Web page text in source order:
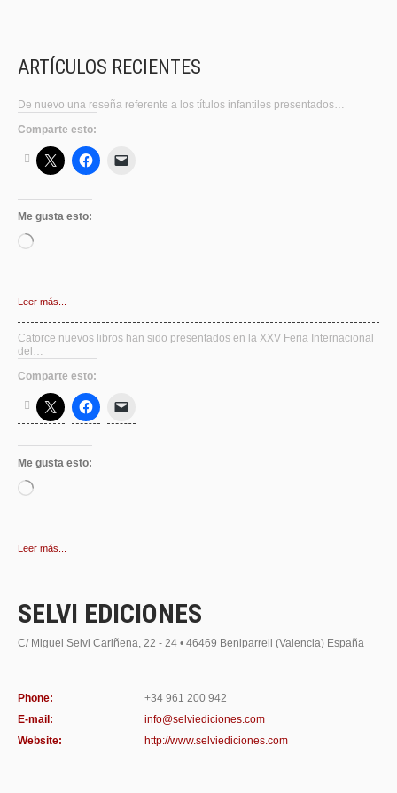
ARTÍCULOS RECIENTES
De nuevo una reseña referente a los títulos infantiles presentados…
Comparte esto:
Me gusta esto:
Cargando...
Leer más...
Catorce nuevos libros han sido presentados en la XXV Feria Internacional
del…
Comparte esto:
Me gusta esto:
Cargando...
Leer más...
SELVI EDICIONES
C/ Miguel Selvi Cariñena, 22 - 24 • 46469 Beniparrell (Valencia) España
Phone:
+34 961 200 942
E-mail:
info@selviediciones.com
Website:
http://www.selviediciones.com